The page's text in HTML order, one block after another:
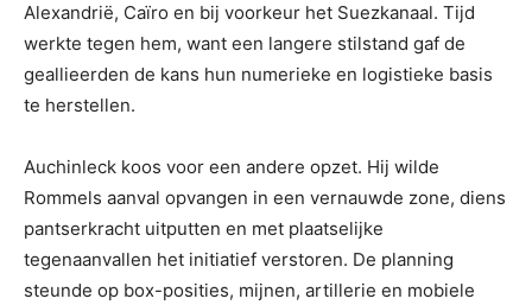
Alexandrië, Caïro en bij voorkeur het Suezkanaal. Tijd
werkte tegen hem, want een langere stilstand gaf de
geallieerden de kans hun numerieke en logistieke basis
te herstellen.
Auchinleck koos voor een andere opzet. Hij wilde
Rommels aanval opvangen in een vernauwde zone, diens
pantserkracht uitputten en met plaatselijke
tegenaanvallen het initiatief verstoren. De planning
steunde op box-posities, mijnen, artillerie en mobiele